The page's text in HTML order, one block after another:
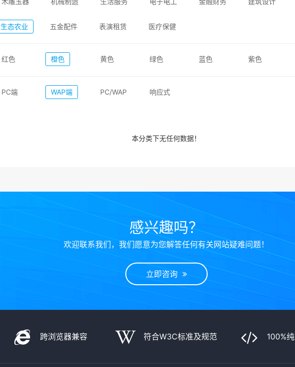
生态农业 五金配件 表演租赁 医疗保健
红色 橙色 黄色 绿色 蓝色 紫色
PC端 WAP端 PC/WAP 响应式
本分类下无任何数据！
感兴趣吗？
欢迎联系我们，我们愿意为您解答任何有关网站疑难问题！
立即咨询
跨浏览器兼容 符合W3C标准及规范 100%